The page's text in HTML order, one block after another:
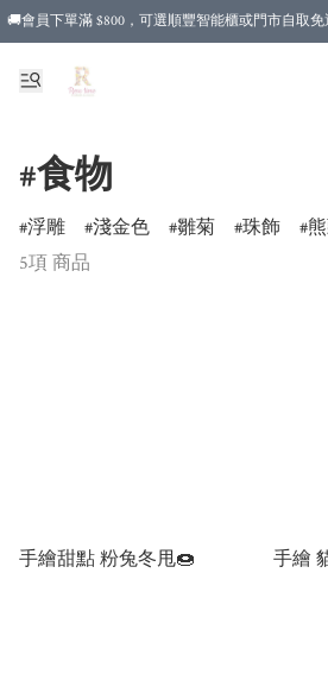
🚚會員下單滿 $800，可選順豐智能櫃或門市自取免
#食物
浮雕 淺金色 雛菊 珠飾
5項 商品
手繪甜點 粉兔冬甩🍩 手繪